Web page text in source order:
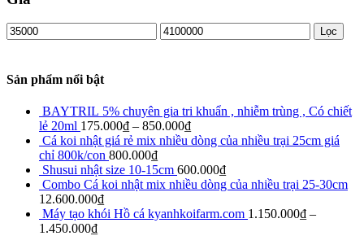
Giá
thấp
Giá
cao
Lọc
Sản phẩm nổi bật
BAYTRIL 5% chuyên gia tri khuẩn , nhiễm trùng , Có chiết
lẻ 20ml 175.000₫ – 850.000₫
Cá koi nhật giá rẻ mix nhiều dòng của nhiều trại 25cm giá
chỉ 800k/con 800.000₫
Shusui nhật size 10-15cm 600.000₫
Combo Cá koi nhật mix nhiều dòng của nhiều trại 25-30cm
12.600.000₫
Máy tạo khói Hồ cá kyanhkoifarm.com 1.150.000₫ –
1.450.000₫